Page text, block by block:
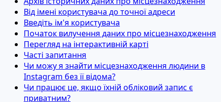
Від імені користувача до точної адреси
Введіть ім'я користувача
Початок вилучення даних про місцезнаходження
Перегляд на інтерактивній карті
Часті запитання
Чи можу я знайти місцезнаходження людини в
Instagram без її відома?
Чи працює це, якщо їхній обліковий запис є
приватним?